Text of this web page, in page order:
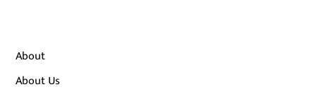
About
About Us